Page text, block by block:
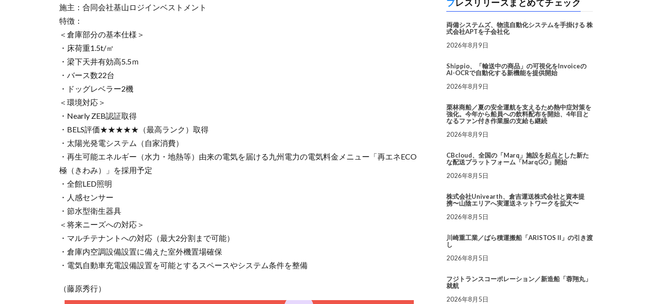
施主：合同会社基山ロジインベストメント
特徴：
＜倉庫部分の基本仕様＞
・床荷重1.5t/㎡
・梁下天井有効高5.5ｍ
・バース数22台
・ドッグレベラー2機
＜環境対応＞
・Nearly ZEB認証取得
・BELS評価★★★★★（最高ランク）取得
・太陽光発電システム（自家消費）
・再生可能エネルギー（水力・地熱等）由来の電気を届ける九州電力の電気料金メニュー「再エネECO
極（きわみ）」を採用予定
・全館LED照明
・人感センサー
・節水型衛生器具
＜将来ニーズへの対応＞
・マルチテナントへの対応（最大2分割まで可能）
・倉庫内空調設備設置に備えた室外機置場確保
・電気自動車充電設備設置を可能とするスペースやシステム条件を整備
（藤原秀行）
プレスリリースまとめてチェック
両備システムズ、物流自動化システムを手掛ける 株
式会社APTを子会社化
2026年8月9日
Shippio、「輸送中の商品」の可視化をInvoiceの
AI-OCRで自動化する新機能を提供開始
2026年8月9日
栗林商船／夏の安全運航を支えるため熱中症対策を
強化。今年から船員への飲料配布を開始、4年目と
なるファン付き作業服の支給も継続
2026年8月9日
CBcloud、全国の「Marq」施設を起点とした新た
な配送プラットフォーム「MarqGO」開始
2026年8月5日
株式会社Univearth、倉吉運送株式会社と資本提
携〜山陰エリアへ実運送ネットワークを拡大〜
2026年8月5日
川崎重工業／ばら積運搬船「ARISTOS II」の引き渡
し
2026年8月5日
フジトランスコーポレーション／新造船「蓉翔丸」
就航
2026年8月5日